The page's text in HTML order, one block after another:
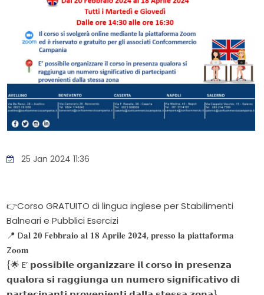
25 Jan 2024 11:36
👉Corso GRATUITO di lingua inglese per Stabilimenti
Balneari e Pubblici Esercizi
📍 D𝐚𝐥 𝟐𝟎 F𝐞𝐛𝐛𝐫𝐚𝐢𝐨 𝐚𝐥 𝟏𝟖 A𝐩𝐫𝐢𝐥𝐞 𝟐𝟎𝟐𝟒, 𝐩𝐫𝐞𝐬𝐬𝐨 𝐥𝐚 𝐩𝐢𝐚𝐭𝐭𝐚𝐟𝐨𝐫𝐦𝐚
Z𝐨𝐨𝐦
{🌟 E’ 𝗽𝗼𝘀𝘀𝗶𝗯𝗶𝗹𝗲 𝗼𝗿𝗴𝗮𝗻𝗶𝘇𝘇𝗮𝗿𝗲 𝗶𝗹 𝗰𝗼𝗿𝘀𝗼 𝗶𝗻 𝗽𝗿𝗲𝘀𝗲𝗻𝘇𝗮
𝗾𝘂𝗮𝗹𝗼𝗿𝗮 𝘀𝗶 𝗿𝗮𝗴𝗴𝗶𝘂𝗻𝗴𝗮 𝘂𝗻 𝗻𝘂𝗺𝗲𝗿𝗼 𝘀𝗶𝗴𝗻𝗶𝗳𝗶𝗰𝗮𝘁𝗶𝘃𝗼 𝗱𝗶